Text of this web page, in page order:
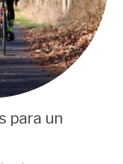
para un